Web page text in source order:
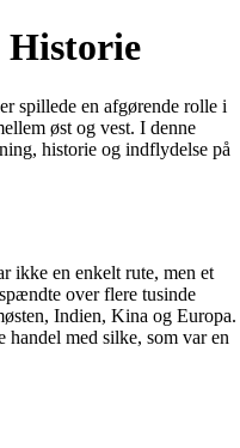
Historie
spillede en afgørende rolle i
øst og vest. I denne
historie og indflydelse på
ikke en enkelt rute, men et
over flere tusinde
Indien, Kina og Europa.
handel med silke, som var en